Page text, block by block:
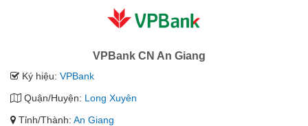
VPBank CN An Giang
Ký hiệu: VPBank
Quận/Huyện: Long Xuyên
Tỉnh/Thành: An Giang